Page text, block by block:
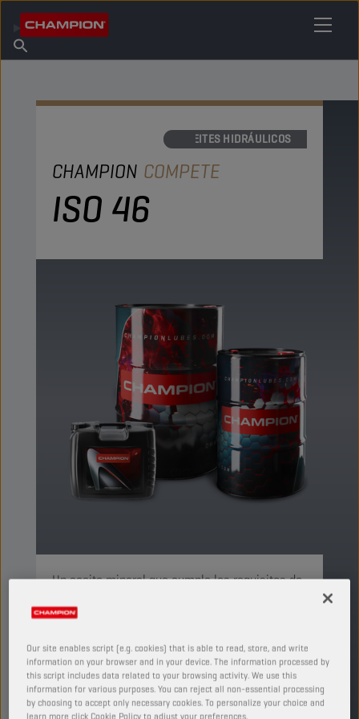
Acerca de champion
Encuentra un punto de venta
ACEITES HIDRÁULICOS
CHAMPION COMPETE
ISO 46
Un aceite mineral que cumple los requisitos de
hidráulicos y que contiene aditivos contra el
formación de espuma.
PRODUCTO: 75836
Ver tamaños y envases disponibles
Our site enables script (e.g. cookies) that is able to read, store, and write
information on your browser and in your device. The information processed by
this script includes data related to your browsing activity. We use this
information for various purposes. You can reject all non-essential processing
by choosing to accept only necessary cookies. To personalize your choice and
learn more click Cookie Policy to adjust your preferences.